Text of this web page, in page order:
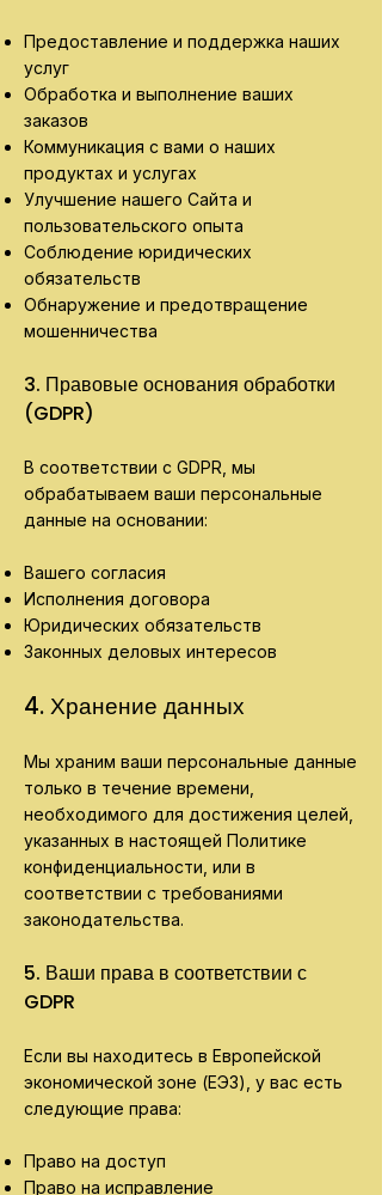
Предоставление и поддержка наших
услуг
Обработка и выполнение ваших
заказов
Коммуникация с вами о наших
продуктах и услугах
Улучшение нашего Сайта и
пользовательского опыта
Соблюдение юридических
обязательств
Обнаружение и предотвращение
мошенничества
3. Правовые основания обработки
(GDPR)
В соответствии с GDPR, мы
обрабатываем ваши персональные
данные на основании:
Вашего согласия
Исполнения договора
Юридических обязательств
Законных деловых интересов
4. Хранение данных
Мы храним ваши персональные данные
только в течение времени,
необходимого для достижения целей,
указанных в настоящей Политике
конфиденциальности, или в
соответствии с требованиями
законодательства.
5. Ваши права в соответствии с
GDPR
Если вы находитесь в Европейской
экономической зоне (ЕЭЗ), у вас есть
следующие права:
Право на доступ
Право на исправление